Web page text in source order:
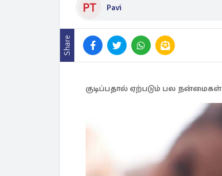
Pavi
Share
குடிப்பதால் ஏற்படும் பல நன்மைகள்